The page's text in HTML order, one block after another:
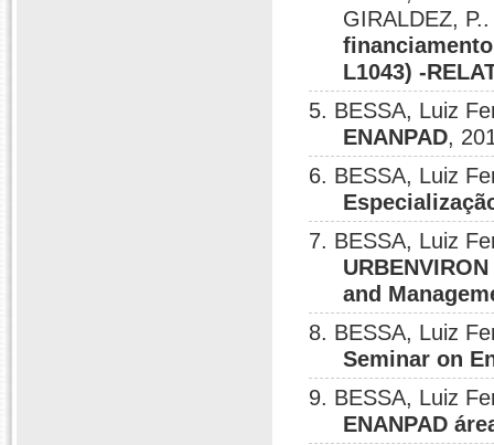
GIRALDEZ,
L1043) -
5. BESSA, Luiz
ENANPAD,
6. BESSA, Luiz
7. BESSA, Luiz
and
8. BESSA, Luiz
Seminar on
9. BESSA, Luiz
ENANPAD